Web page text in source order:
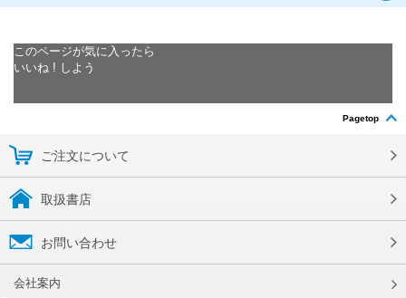
このページが気に入ったら
いいね ! しよう
Pagetop
ご注文について
取扱書店
お問い合わせ
会社案内